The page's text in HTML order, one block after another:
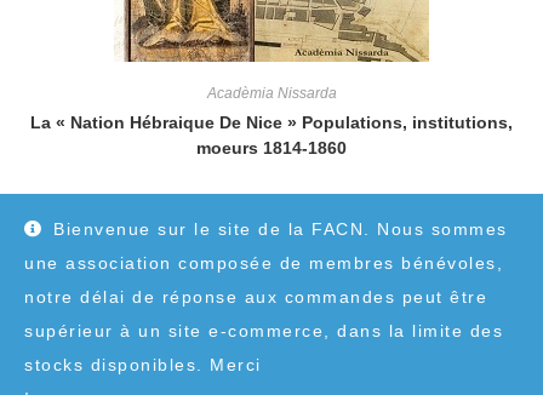
Bienvenue sur le site de la FACN. Nous sommes
une association composée de membres bénévoles,
notre délai de réponse aux commandes peut être
supérieur à un site e-commerce, dans la limite des
stocks disponibles. Merci
Acadèmia Nissarda
La « Nation Hébraique De Nice » Populations, institutions,
moeurs 1814-1860